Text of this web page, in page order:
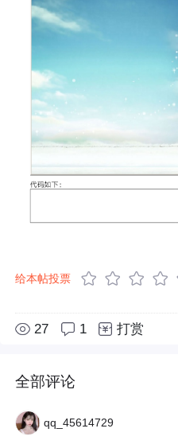
给本帖投票
27 1 打赏
全部评论
qq_45614729